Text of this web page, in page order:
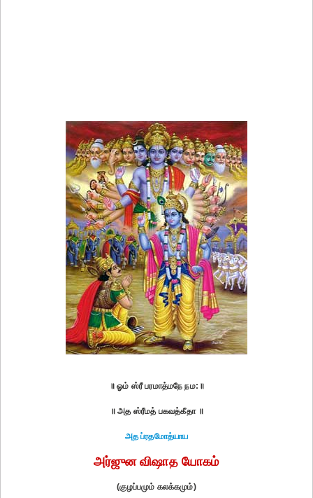
॥ ஓம் ஸ்ரீ பரமாத்மநே நம:॥
॥ அத ஸ்ரீமத் பகவத்கீதா ॥
அத ப்ரதமோத்யாய
அர்ஜுன விஷாத யோகம்
(குழப்பமும் கலக்கமும்)